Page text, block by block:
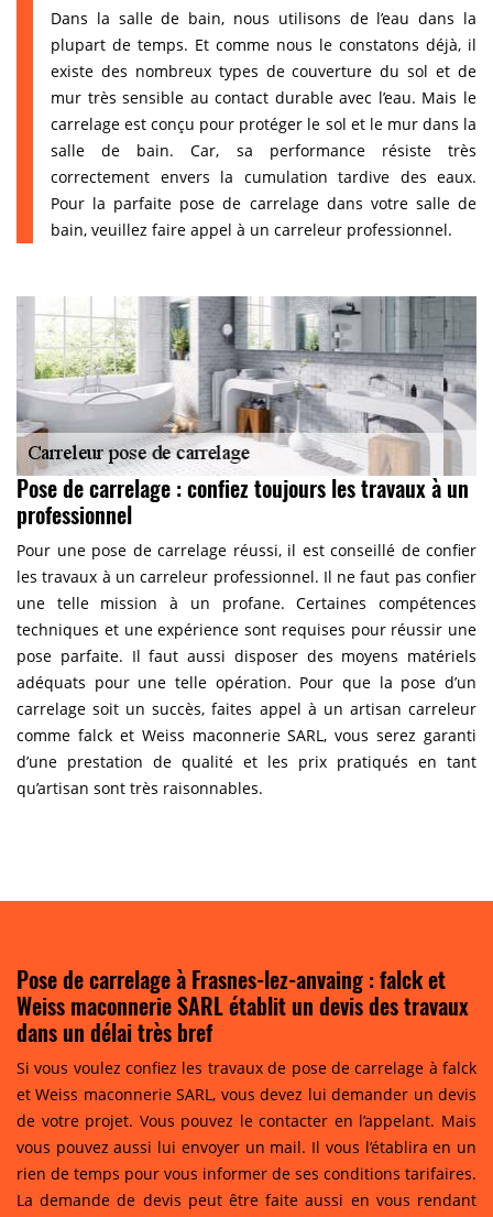
Dans la salle de bain, nous utilisons de l’eau dans la
plupart de temps. Et comme nous le constatons déjà, il
existe des nombreux types de couverture du sol et de
mur très sensible au contact durable avec l’eau. Mais le
carrelage est conçu pour protéger le sol et le mur dans la
salle de bain. Car, sa performance résiste très
correctement envers la cumulation tardive des eaux.
Pour la parfaite pose de carrelage dans votre salle de
bain, veuillez faire appel à un carreleur professionnel.
Pose de carrelage : confiez toujours les travaux à un
professionnel
Pour une pose de carrelage réussi, il est conseillé de confier
les travaux à un carreleur professionnel. Il ne faut pas confier
une telle mission à un profane. Certaines compétences
techniques et une expérience sont requises pour réussir une
pose parfaite. Il faut aussi disposer des moyens matériels
adéquats pour une telle opération. Pour que la pose d’un
carrelage soit un succès, faites appel à un artisan carreleur
comme falck et Weiss maconnerie SARL, vous serez garanti
d’une prestation de qualité et les prix pratiqués en tant
qu’artisan sont très raisonnables.
Pose de carrelage à Frasnes-lez-anvaing : falck et
Weiss maconnerie SARL établit un devis des travaux
dans un délai très bref
Si vous voulez confiez les travaux de pose de carrelage à falck
et Weiss maconnerie SARL, vous devez lui demander un devis
de votre projet. Vous pouvez le contacter en l’appelant. Mais
vous pouvez aussi lui envoyer un mail. Il vous l’établira en un
rien de temps pour vous informer de ses conditions tarifaires.
La demande de devis peut être faite aussi en vous rendant